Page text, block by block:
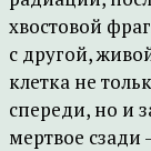
хвостовой
с другой,
клетка не
спереди, но и
мертвое сзади